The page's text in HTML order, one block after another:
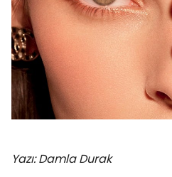
Yazı: Damla Durak